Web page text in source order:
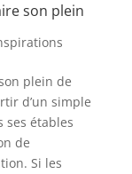
son plein
plein de
d’un simple
étables
de
Si les